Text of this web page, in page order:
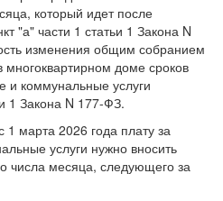
который идет после
"а" части 1 статьи 1 Закона N
изменения общим собранием
доме сроков
коммунальные услуги
1 Закона N 177-ФЗ.
1 марта 2026 года плату за
услуги нужно вносить
числа месяца, следующего за